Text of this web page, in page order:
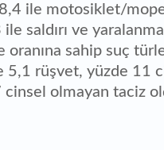
ile motosiklet/moped
saldırı ve
oranına sahip suç
5,1 rüşvet, yüzde 11
olmayan taciz